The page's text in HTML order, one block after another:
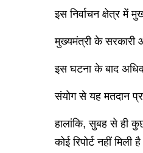
इस निर्वाचन क्षेत्र में
मुख्यमंत्री के सरकारी
इस घटना के बाद
संयोग से यह मतदान
हालांकि, सुबह से ही
कोई रिपोर्ट नहीं